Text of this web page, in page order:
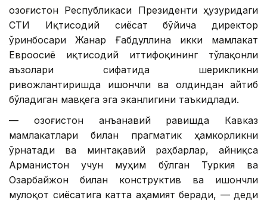
Қозоғистон Республикаси Президенти ҳузуридаги
ҚСТИ Иқтисодий сиёсат бўйича директор
ўринбосари Жанар Ғабдуллина икки мамлакат
Евроосиё иқтисодий иттифоқининг тўлақонли
аъзолари сифатида шерикликни
ривожлантиришда ишончли ва олдиндан айтиб
бўладиган мавқега эга эканлигини таъкидлади.
— Қозоғистон анъанавий равишда Кавказ
мамлакатлари билан прагматик ҳамкорликни
ўрнатади ва минтақавий раҳбарлар, айниқса
Арманистон учун муҳим бўлган Туркия ва
Озарбайжон билан конструктив ва ишончли
мулоқот сиёсатига катта аҳамият беради, — деди